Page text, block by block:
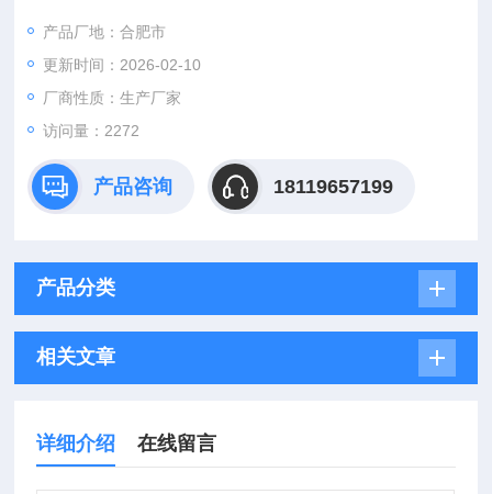
停止。
产品厂地：合肥市
更新时间：2026-02-10
厂商性质：生产厂家
访问量：2272
产品咨询 18119657199
产品分类
相关文章
详细介绍 在线留言